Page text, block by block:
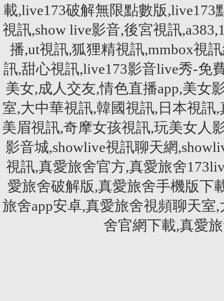
載,live173破解無限點數版
視訊,show live影音,後宮視訊
播,ut視訊,狐狸精視訊,mmbox視
訊,甜心視訊,live173影音live秀-免
美女,成人交友,情色直播app,美女
室,大中華視訊,韓國視訊,日本視
美眉視訊,奇摩女孩視訊,玩美女人
影音城,showlive視訊聊天網
視訊,真愛旅舍官方,真愛旅舍
愛旅舍破解版,真愛旅舍手機版下
旅舍app安卓,真愛旅舍視頻聊天
舍官網下載,真愛